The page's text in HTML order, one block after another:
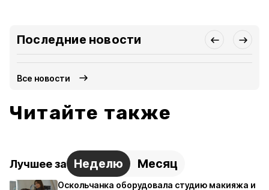
Последние новости
Все новости
Читайте также
Лучшее за Неделю Месяц
Оскольчанка оборудовала студию макияжа и